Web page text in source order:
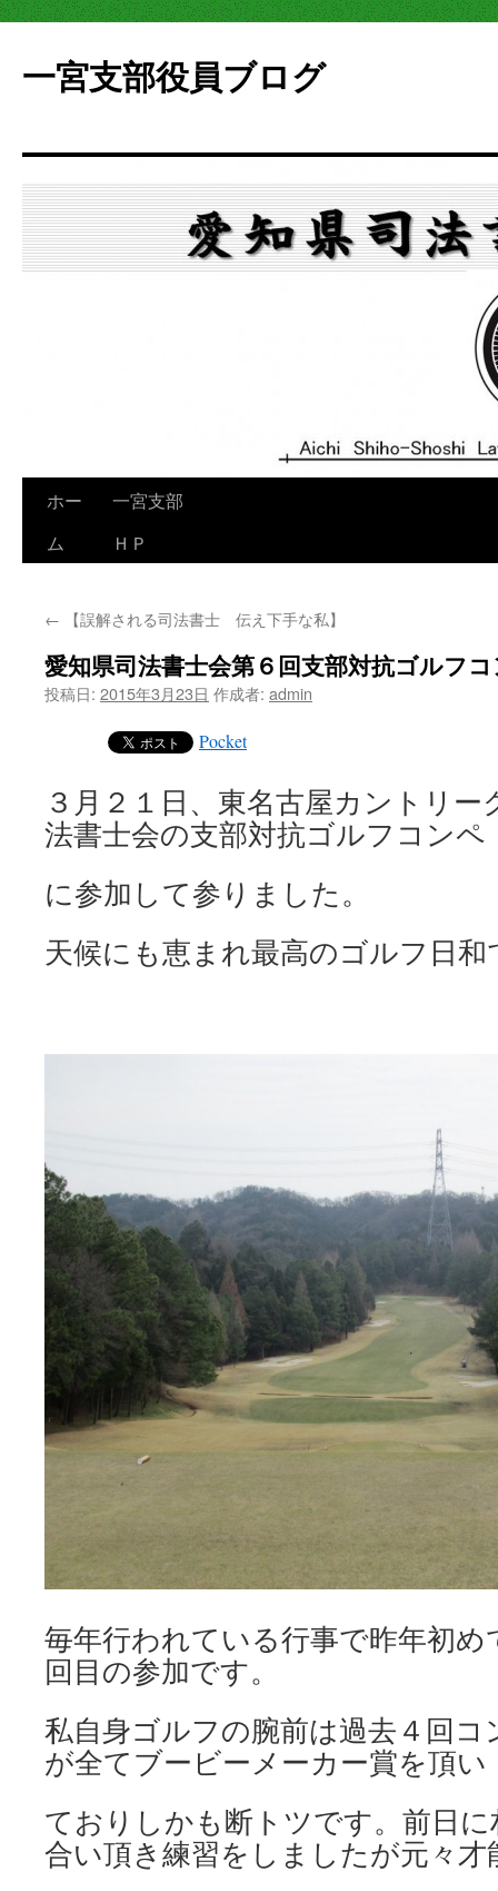
一宮支部役員ブログ
コ
ン
ツ
ッ
ホー
ム
一宮支部
ＨＰ
← 【誤解される司法書士 伝え下手な私】
愛知県司法書士会第６回支部対抗ゴルフ
投稿日: 2015年3月23日 作成者: admin
Pocket
３月２１日、東名古屋カントリ
法書士会の支部対抗ゴルフコンペ
に参加して参りました。
天候にも恵まれ最高のゴルフ日和
毎年行われている行事で昨年初め
回目の参加です。
私自身ゴルフの腕前は過去４回
が全てブービーメーカー賞を頂い
ておりしかも断トツです。前日
合い頂き練習をしましたが元々才